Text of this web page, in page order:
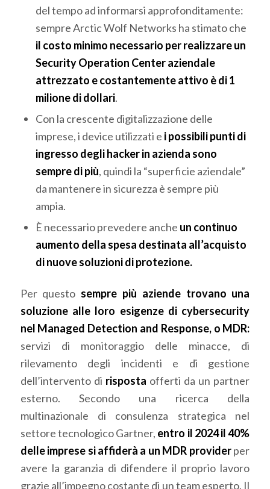
del tempo ad informarsi approfonditamente:
sempre Arctic Wolf Networks ha stimato che
il costo minimo necessario per realizzare un
Security Operation Center aziendale
attrezzato e costantemente attivo è di 1
milione di dollari.
Con la crescente digitalizzazione delle
imprese, i device utilizzati e i possibili punti di
ingresso degli hacker in azienda sono
sempre di più, quindi la “superficie aziendale”
da mantenere in sicurezza è sempre più
ampia.
È necessario prevedere anche un continuo
aumento della spesa destinata all’acquisto
di nuove soluzioni di protezione.
Per questo sempre più aziende trovano una
soluzione alle loro esigenze di cybersecurity
nel Managed Detection and Response, o MDR:
servizi di monitoraggio delle minacce, di
rilevamento degli incidenti e di gestione
dell’intervento di risposta offerti da un partner
esterno. Secondo una ricerca della
multinazionale di consulenza strategica nel
settore tecnologico Gartner, entro il 2024 il 40%
delle imprese si affiderà a un MDR providerper
avere la garanzia di difendere il proprio lavoro
grazie all’impegno costante di un team esperto. Il